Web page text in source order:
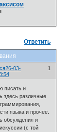
Ответить
1
26-03-
писать и
здесь различные
языка и прочее.
обсуждения и
(с той